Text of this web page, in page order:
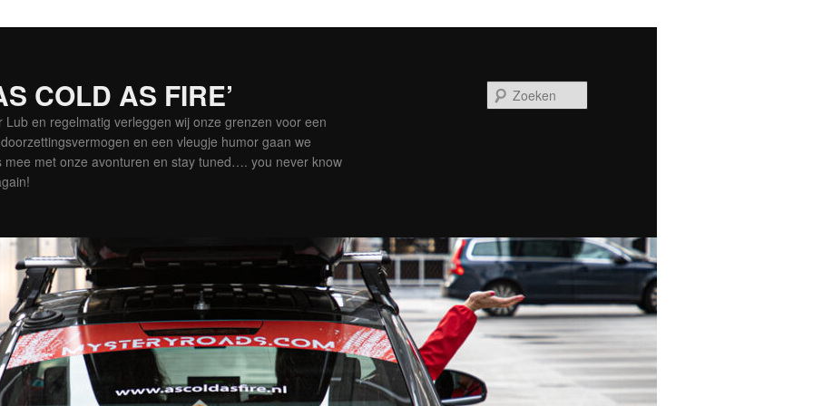
COLD AS FIRE’
Lub en regelmatig verleggen wij onze grenzen voor een
en een vleugje humor gaan we
mee met onze avonturen en stay tuned…. you never know